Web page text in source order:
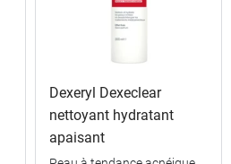
Dexeryl Dexeclear
nettoyant hydratant
apaisant